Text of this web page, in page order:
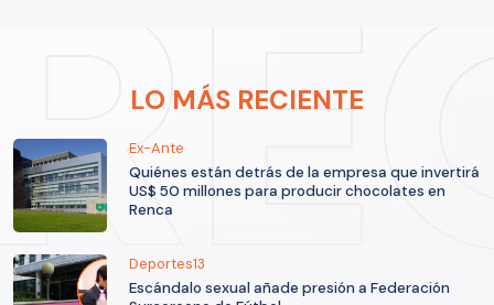
LO MÁS RECIENTE
Ex-Ante
Quiénes están detrás de la empresa que invertirá
US$ 50 millones para producir chocolates en
Renca
Deportes13
Escándalo sexual añade presión a Federación